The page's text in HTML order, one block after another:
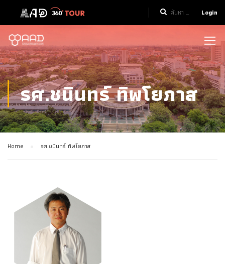
Login
รศ.ชนินทร์ ทิพโยภาส
Home รศ.ชนินทร์ ทิพโยภาส